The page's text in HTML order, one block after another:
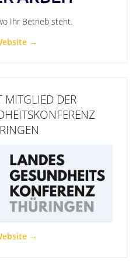
Ihr Betrieb steht.
→
MITGLIED DER
→